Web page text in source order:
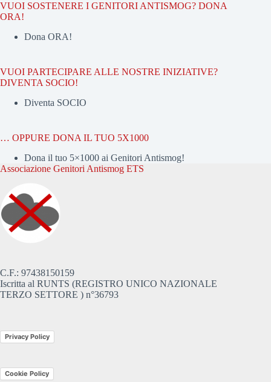
VUOI SOSTENERE I GENITORI ANTISMOG? DONA
ORA!
Dona ORA!
VUOI PARTECIPARE ALLE NOSTRE INIZIATIVE?
DIVENTA SOCIO!
Diventa SOCIO
… OPPURE DONA IL TUO 5X1000
Dona il tuo 5×1000 ai Genitori Antismog!
Associazione Genitori Antismog ETS
C.F.: 97438150159
Iscritta al RUNTS (REGISTRO UNICO NAZIONALE
TERZO SETTORE ) n°36793
Privacy Policy
Cookie Policy